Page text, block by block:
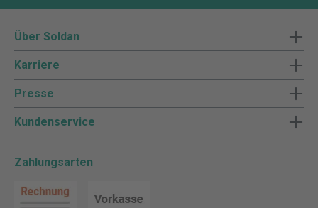
Über Soldan
Karriere
Presse
Kundenservice
Zahlungsarten